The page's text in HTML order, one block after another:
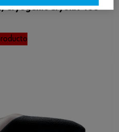
Cryogenic Cryokit 400